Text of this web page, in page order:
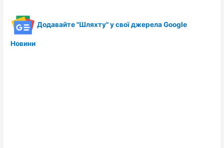
Додавайте "Шляхту" у свої джерела Google
Новини